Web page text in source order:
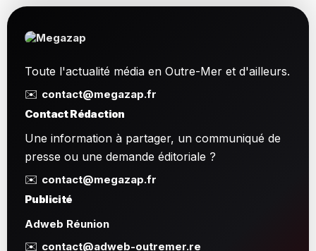
Toute l'actualité média en Outre-Mer et d'ailleurs.
✉️ contact@megazap.fr
Contact Rédaction
Une information à partager, un communiqué de
presse ou une demande éditoriale ?
✉️ contact@megazap.fr
Publicité
Adweb Réunion
✉️ contact@adweb-outremer.re